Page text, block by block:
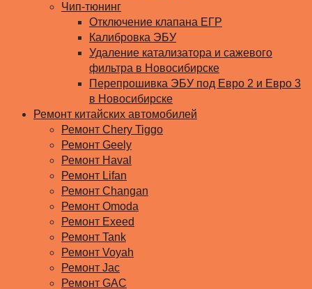
Чип-тюнинг
Отключение клапана ЕГР
Калибровка ЭБУ
Удаление катализатора и сажевого
фильтра в Новосибирске
Перепрошивка ЭБУ под Евро 2 и Евро 3
в Новосибирске
Ремонт китайских автомобилей
Ремонт Chery Tiggo
Ремонт Geely
Ремонт Haval
Ремонт Lifan
Ремонт Changan
Ремонт Omoda
Ремонт Exeed
Ремонт Tank
Ремонт Voyah
Ремонт Jac
Ремонт GAC